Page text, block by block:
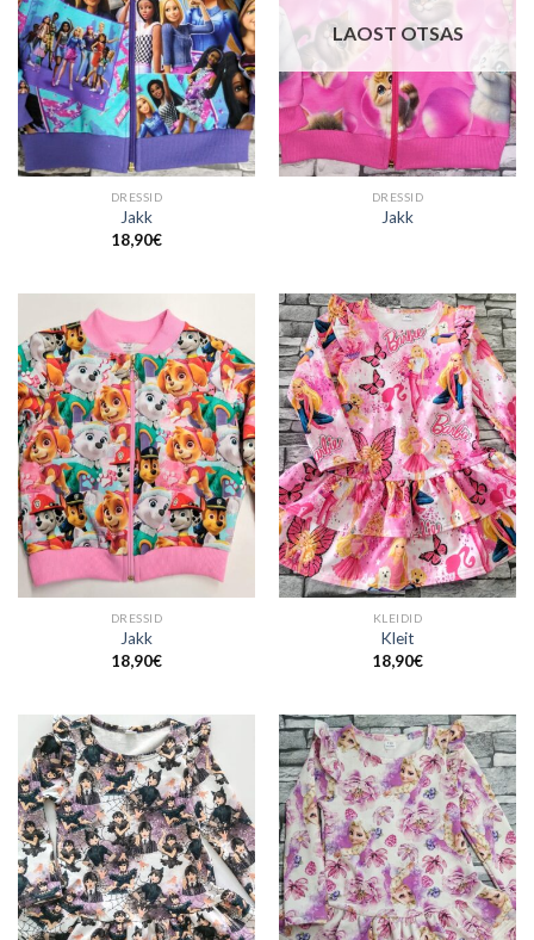
DRESSID
Jakk
18,90€
LAOST OTSAS
DRESSID
Jakk
DRESSID
Jakk
18,90€
KLEIDID
Kleit
18,90€